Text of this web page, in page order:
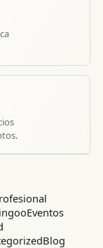
Eventos
Blog